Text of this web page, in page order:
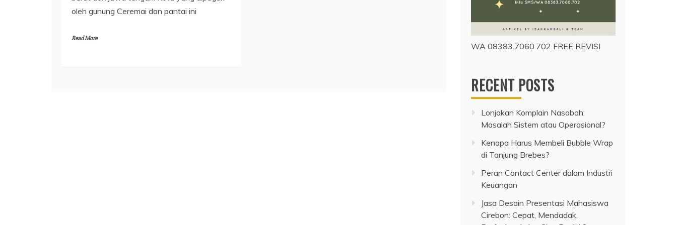
oleh gunung Ceremai dan pantai ini
Read More
WA 08383.7060.702 FREE REVISI
RECENT POSTS
Lonjakan Komplain Nasabah:
Masalah Sistem atau Operasional?
Kenapa Harus Membeli Bubble Wrap
di Tanjung Brebes?
Peran Contact Center dalam Industri
Keuangan
Jasa Desain Presentasi Mahasiswa
Cirebon: Cepat, Mendadak,